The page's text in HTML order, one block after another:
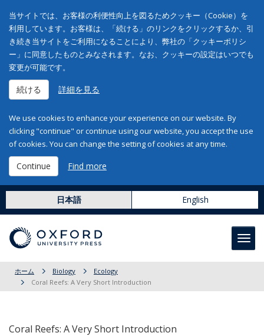
当サイトでは、お客様の利便性向上を図るためクッキー（Cookie）を
利用しています。お客様は、「続ける」のリンクをクリックするか、引
き続き当サイトをご利用になることにより、弊社の「クッキーポリシ
ー」に同意したものとみなされます。なお、クッキーの設定はいつでも
変更が可能です。
続ける 詳細を見る
We use cookies to enhance your experience on our website. By
clicking "continue" or continue using our website, you accept the use
of cookies. You can change the setting of cookies at any time.
Continue Find more
日本語 English
ホーム Biology
Ecology
Coral Reefs: A Very Short Introduction
Coral Reefs: A Very Short Introduction